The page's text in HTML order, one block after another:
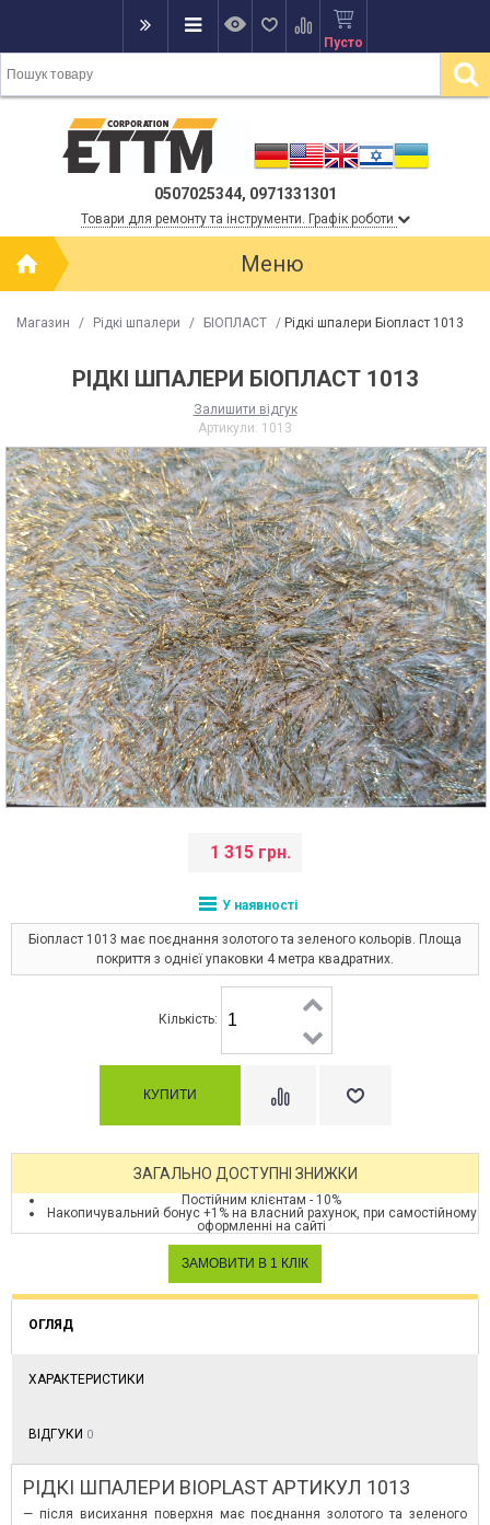
Пусто
0507025344, 0971331301
Товари для ремонту та інструменти. Графік роботи
Меню
Магазин / Рідкі шпалери / БІОПЛАСТ / Рідкі шпалери Біопласт 1013
РІДКІ ШПАЛЕРИ БІОПЛАСТ 1013
Залишити відгук
Артикули: 1013
1 315 грн.
У наявності
Біопласт 1013 має поєднання золотого та зеленого кольорів. Площа
покриття з однієї упаковки 4 метра квадратних.
Кількість:
ЗАГАЛЬНО ДОСТУПНІ ЗНИЖКИ
Постійним клієнтам - 10%
Накопичувальний бонус +1% на власний рахунок, при самостійному
оформленні на сайті
ОГЛЯД
ХАРАКТЕРИСТИКИ
ВІДГУКИ 0
РІДКІ ШПАЛЕРИ BIOPLAST АРТИКУЛ 1013
— після висихання поверхня має поєднання золотого та зеленого